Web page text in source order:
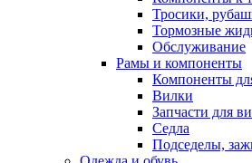
Тросики,
Тормозные
Обслуживание
Рамы и компоненты
Компоненты
Вилки
Запчасти для
Седла
Подседелы,